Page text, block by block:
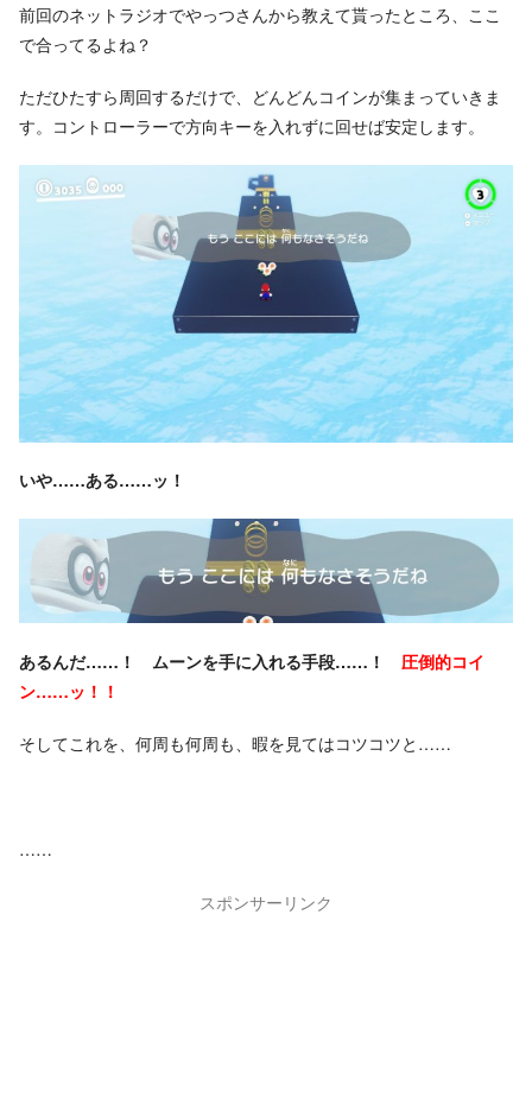
前回のネットラジオでやっつさんから教えて貰ったところ、ここ
で合ってるよね？
ただひたすら周回するだけで、どんどんコインが集まっていきま
す。コントローラーで方向キーを入れずに回せば安定します。
いや……ある……ッ！
あるんだ……！ ムーンを手に入れる手段……！ 圧倒的コイ
ン……ッ！！
そしてこれを、何周も何周も、暇を見てはコツコツと……
……
スポンサーリンク